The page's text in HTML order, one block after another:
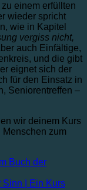
einem erfüllten
wieder spricht
wie in Kapitel
vergiss nicht,
auch Einfältige,
und die gibt
eignet sich der
für den Einsatz in
Seniorentreffen –
wir deinem Kurs
zum